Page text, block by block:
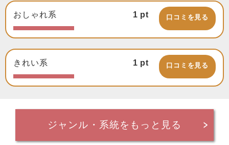
おしゃれ系 1 pt 口コミを見る
きれい系 1 pt 口コミを見る
ジャンル・系統をもっと見る